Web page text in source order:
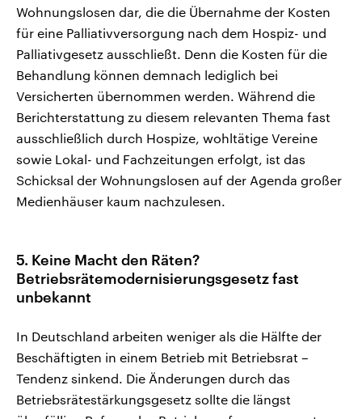
Wohnungslosen dar, die die Übernahme der Kosten
für eine Palliativversorgung nach dem Hospiz- und
Palliativgesetz ausschließt. Denn die Kosten für die
Behandlung können demnach lediglich bei
Versicherten übernommen werden. Während die
Berichterstattung zu diesem relevanten Thema fast
ausschließlich durch Hospize, wohltätige Vereine
sowie Lokal- und Fachzeitungen erfolgt, ist das
Schicksal der Wohnungslosen auf der Agenda großer
Medienhäuser kaum nachzulesen.
5. Keine Macht den Räten?
Betriebsrätemodernisierungsgesetz fast
unbekannt
In Deutschland arbeiten weniger als die Hälfte der
Beschäftigten in einem Betrieb mit Betriebsrat –
Tendenz sinkend. Die Änderungen durch das
Betriebsrätestärkungsgesetz sollte die längst